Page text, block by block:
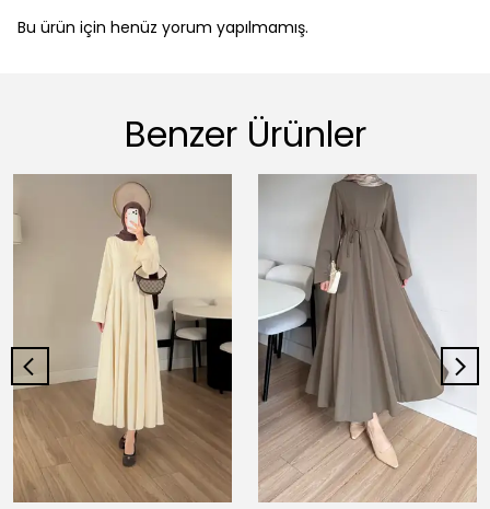
Bu ürün için henüz yorum yapılmamış.
Benzer Ürünler